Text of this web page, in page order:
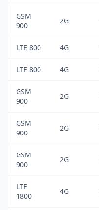
GSM
900
2G
LTE 800 4G
LTE 800 4G
GSM
900
2G
GSM
900
2G
GSM
900
2G
LTE
1800
4G